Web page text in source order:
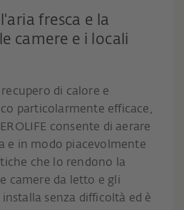
fresca e la
camere e i locali
di calore e
particolarmente efficace,
consente di aerare
e in modo piacevolmente
che lo rendono la
camere da letto e gli
senza difficoltà ed è